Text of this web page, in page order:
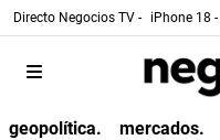
Directo Negocios TV - iPhone 18 -
geopolítica. mercados.